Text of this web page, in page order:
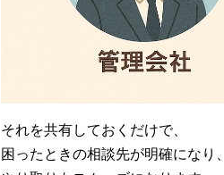
それを共有しておくだけで、
困ったときの相談先が明確になり、